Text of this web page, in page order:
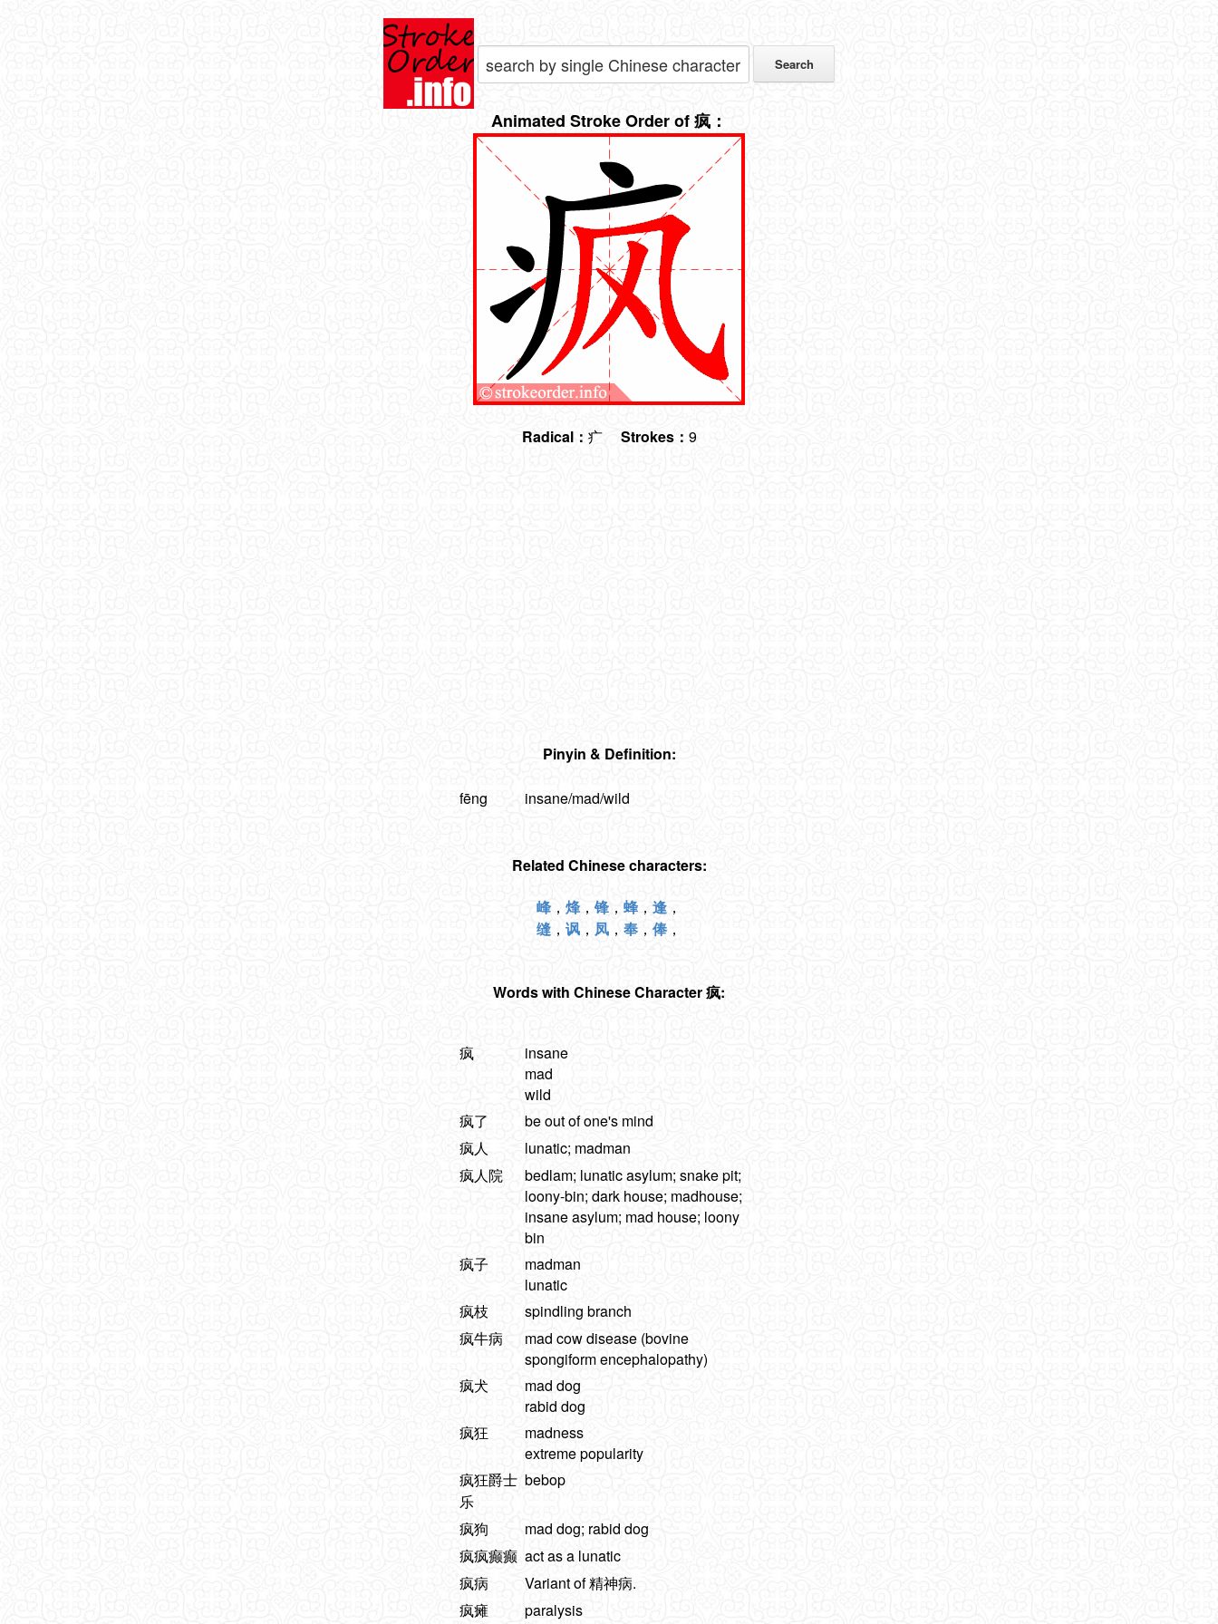
Animated Stroke Order of 疯：
Radical： 疒 Strokes： 9
Pinyin & Definition:
fēng insane/mad/wild
Related Chinese characters:
峰 ， 烽， 锋 ， 蜂 ， 逢 ，
缝 ， 讽 ， 凤 ， 奉 ， 俸，
Words with Chinese Character 疯:
疯
insane
mad
wild
疯了
be out of one's mind
疯人
lunatic; madman
疯人院
bedlam; lunatic asylum; snake pit;
loony-bin; dark house; madhouse;
insane asylum; mad house; loony
bin
疯子
madman
lunatic
疯枝
spindling branch
疯牛病
mad cow disease (bovine
spongiform encephalopathy)
疯犬
mad dog
rabid dog
疯狂
madness
extreme popularity
疯狂爵士
乐
bebop
疯狗
mad dog; rabid dog
疯疯癫癫 act as a lunatic
疯病
Variant of 精神病.
疯瘫
paralysis